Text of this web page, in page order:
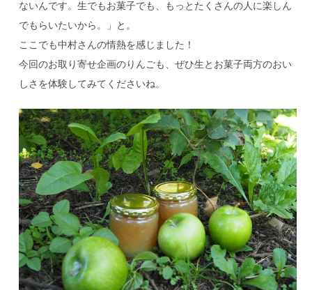
ないんです。生でもお菓子でも、もっとたくさんの人に楽しん
でもらいたいから。」と。
ここでも中村さんの情熱を感じました！
今回のお取り寄せ企画のりんごも、ぜひ生とお菓子両方のおい
しさを体験してみてくださいね。